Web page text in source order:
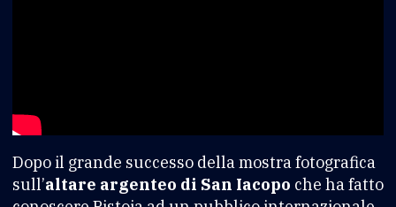
Dopo il grande successo della mostra fotografica
sull’altare argenteo di San Iacopo che ha fatto